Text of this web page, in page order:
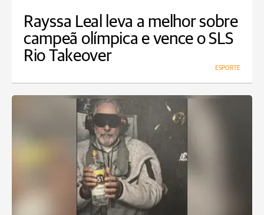
Rayssa Leal leva a melhor sobre
campeã olímpica e vence o SLS
Rio Takeover
ESPORTE